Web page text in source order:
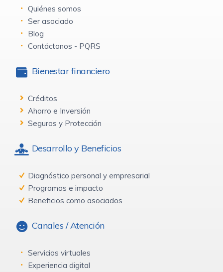
Quiénes somos
Ser asociado
Blog
Contáctanos - PQRS
Bienestar financiero
Créditos
Ahorro e Inversión
Seguros y Protección
Desarrollo y Beneficios
Diagnóstico personal y empresarial
Programas e impacto
Beneficios como asociados
Canales / Atención
Servicios virtuales
Experiencia digital